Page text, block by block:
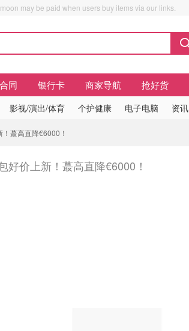
may be paid when users buy items via our links.
同 银行卡 商家导航 抢好货
影视/演出/体育 个护健康 电子电脑 资讯
蕞高直降€6000！
好价上新！蕞高直降€6000！